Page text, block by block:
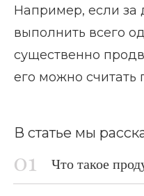
Например, если за
выполнить всего
существенно
его можно считать
В статье мы
Что такое